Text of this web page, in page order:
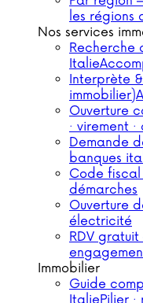
les régions
Nos services
Recherche
Italie
Interprète
immobilier)
Ouverture
· virement
Demande
banques
Code
démarches
Ouverture
électricité
RDV
Immobilier
Guide
ItaliePilier